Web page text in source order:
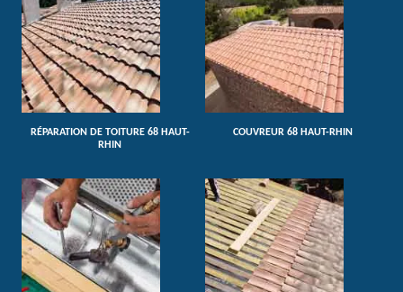
RÉPARATION DE TOITURE 68 HAUT-
RHIN
COUVREUR 68 HAUT-RHIN